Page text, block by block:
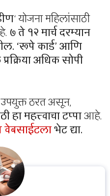
‘ योजना महिलांसाठी
७ ते १२ मार्च दरम्यान
‘रूपे कार्ड’ आणि
अधिक सोपी
उपयुक्त ठरत असून,
महत्त्वाचा टप्पाआहे.
भेट द्या.